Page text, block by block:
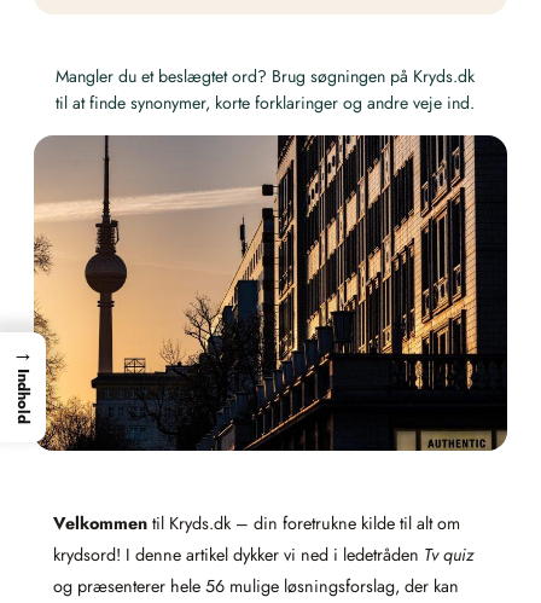
Mangler du et beslægtet ord? Brug søgningen på Kryds.dk
til at finde synonymer, korte forklaringer og andre veje ind.
Velkommen til Kryds.dk – din foretrukne kilde til alt om
krydsord! I denne artikel dykker vi ned i ledetråden Tv quiz
og præsenterer hele 56 mulige løsningsforslag, der kan
→
Indhold